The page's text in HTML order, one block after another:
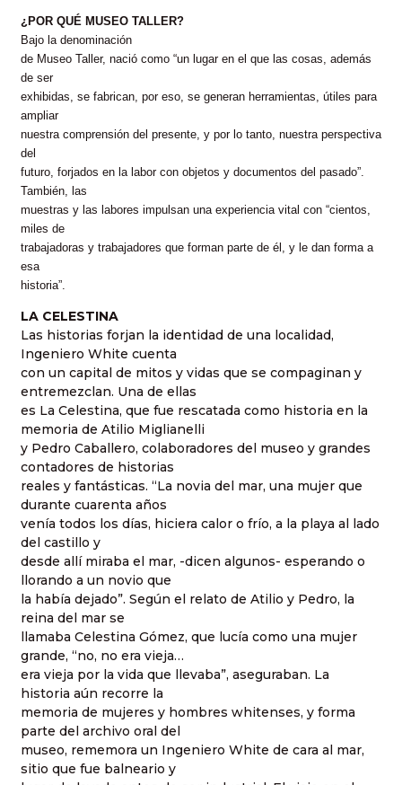
¿POR QUÉ MUSEO TALLER?
Bajo la denominación
de Museo Taller, nació como “un lugar en el que las cosas, además
de ser
exhibidas, se fabrican, por eso, se generan herramientas, útiles para
ampliar
nuestra comprensión del presente, y por lo tanto, nuestra perspectiva
del
futuro, forjados en la labor con objetos y documentos del pasado”.
También, las
muestras y las labores impulsan una experiencia vital con “cientos,
miles de
trabajadoras y trabajadores que forman parte de él, y le dan forma a
esa
historia”.
LA CELESTINA
Las historias forjan la identidad de una localidad,
Ingeniero White cuenta
con un capital de mitos y vidas que se compaginan y
entremezclan. Una de ellas
es La Celestina, que fue rescatada como historia en la
memoria de Atilio Miglianelli
y Pedro Caballero, colaboradores del museo y grandes
contadores de historias
reales y fantásticas. “La novia del mar, una mujer que
durante cuarenta años
venía todos los días, hiciera calor o frío, a la playa al lado
del castillo y
desde allí miraba el mar, -dicen algunos- esperando o
llorando a un novio que
la había dejado”. Según el relato de Atilio y Pedro, la
reina del mar se
llamaba Celestina Gómez, que lucía como una mujer
grande, “no, no era vieja…
era vieja por la vida que llevaba”, aseguraban. La
historia aún recorre la
memoria de mujeres y hombres whitenses, y forma
parte del archivo oral del
museo, rememora un Ingeniero White de cara al mar,
sitio que fue balneario y